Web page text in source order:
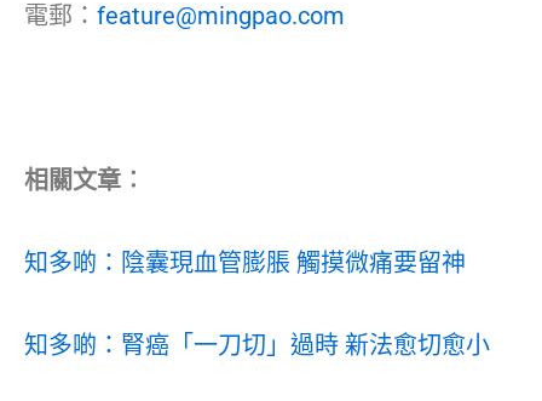
電郵： feature@mingpao.com
相關文章︰
知多啲：陰囊現血管膨脹 觸摸微痛要留神
知多啲：腎癌「一刀切」過時 新法愈切愈小